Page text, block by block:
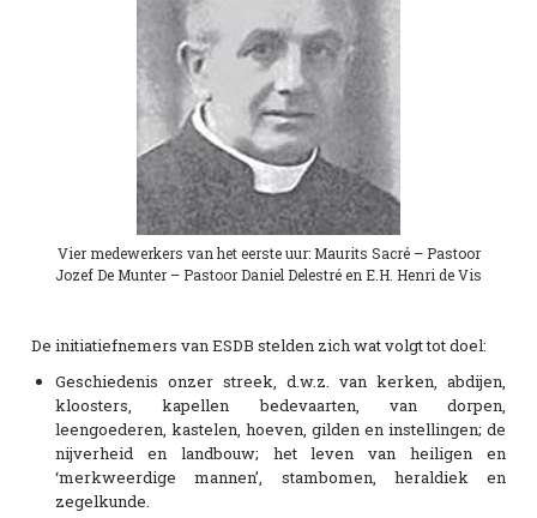
Vier medewerkers van het eerste uur: Maurits Sacré – Pastoor
Jozef De Munter – Pastoor Daniel Delestré en E.H. Henri de Vis
De initiatiefnemers van ESDB stelden zich wat volgt tot doel:
Geschiedenis onzer streek, d.w.z. van kerken, abdijen,
kloosters, kapellen bedevaarten, van dorpen,
leengoederen, kastelen, hoeven, gilden en instellingen; de
nijverheid en landbouw; het leven van heiligen en
‘merkweerdige mannen’, stambomen, heraldiek en
zegelkunde.